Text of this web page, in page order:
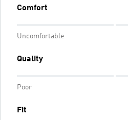
Comfort
Uncomfortable
Quality
Poor
Fit